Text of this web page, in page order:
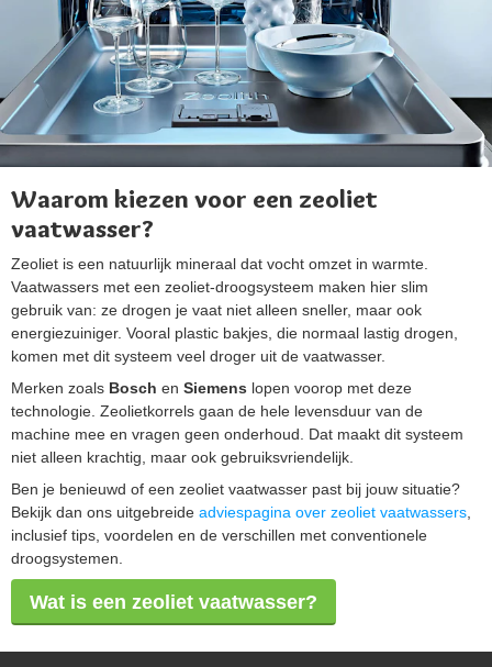
Waarom kiezen voor een zeoliet
vaatwasser?
Zeoliet is een natuurlijk mineraal dat vocht omzet in warmte.
Vaatwassers met een zeoliet-droogsysteem maken hier slim
gebruik van: ze drogen je vaat niet alleen sneller, maar ook
energiezuiniger. Vooral plastic bakjes, die normaal lastig drogen,
komen met dit systeem veel droger uit de vaatwasser.
Merken zoals Bosch en Siemens lopen voorop met deze
technologie. Zeolietkorrels gaan de hele levensduur van de
machine mee en vragen geen onderhoud. Dat maakt dit systeem
niet alleen krachtig, maar ook gebruiksvriendelijk.
Ben je benieuwd of een zeoliet vaatwasser past bij jouw situatie?
Bekijk dan ons uitgebreide adviespagina over zeoliet vaatwassers,
inclusief tips, voordelen en de verschillen met conventionele
droogsystemen.
Wat is een zeoliet vaatwasser?